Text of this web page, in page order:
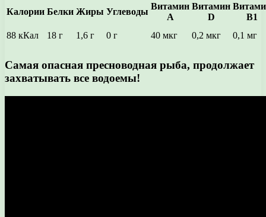
Калории Белки Жиры Углеводы
Витамин
А
Витамин
D
В1
88 кКал
18 г 1,6 г 0 г 40 мкг 0,2 мкг 0,1 мг
Самая опасная пресноводная рыба, продолжает
захватывать все водоемы!